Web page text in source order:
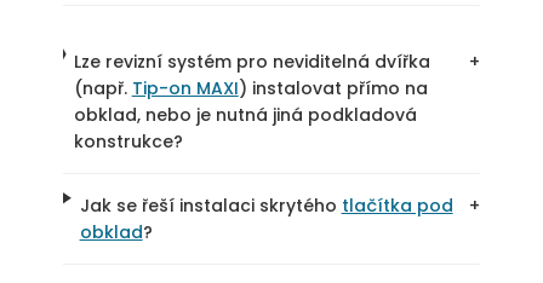
Lze revizní systém pro neviditelná dvířka
(např. Tip-on MAXI) instalovat přímo na
obklad, nebo je nutná jiná podkladová
konstrukce?
+
Jak se řeší instalaci skrytého tlačítka pod
obklad?
+